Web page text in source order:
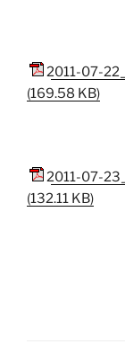
2011-07-
(169.58 KB)
2011-07-
(132.11 KB)